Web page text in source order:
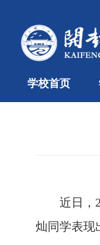
学校首页
近日，
灿同学表现